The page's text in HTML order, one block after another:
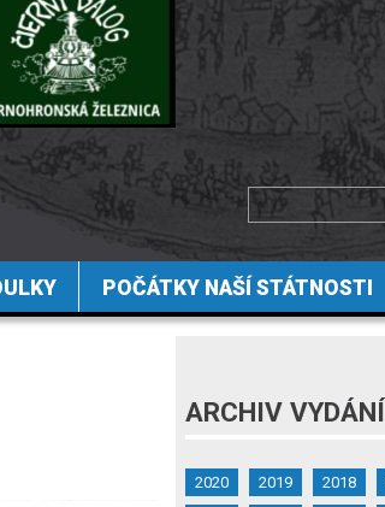
POČÁTKY NAŠÍ STÁTNOSTI
ARCHIV VYDÁNÍ
2020 2019 2018